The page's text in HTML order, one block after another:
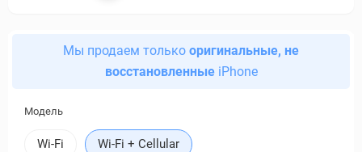
Мы продаем только оригинальные, не
восстановленныеiPhone
Модель
Wi-Fi Wi-Fi + Cellular